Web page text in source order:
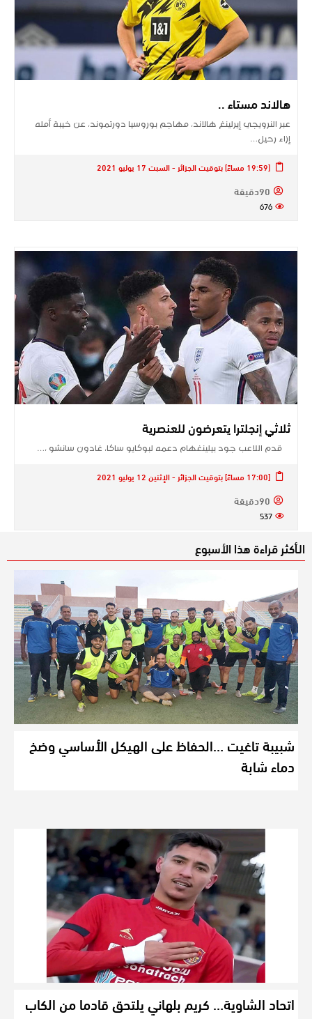
هالاند مستاء ..
عبر النرويجي إيرلينغ هالاند، مهاجم بوروسيا دورتموند، عن خيبة أمله
إزاء رحيل…
[19:59 مساءً] بتوقيت الجزائر - السبت 17 يوليو 2021
90دقيقة
676
ثلاثي إنجلترا يتعرضون للعنصرية
قدم اللاعب جود بيلينغهام دعمه لبوكايو ساكا، غادون سانشو ،…
[17:00 مساءً] بتوقيت الجزائر - الإثنين 12 يوليو 2021
90دقيقة
537
الـأكثر قراءة هذا الأسبوع
شبيبة تاغيت …الحفاظ على الهيكل الأساسي وضخ
دماء شابة
اتحاد الشاوية… كريم بلهاني يلتحق قادما من الكاب